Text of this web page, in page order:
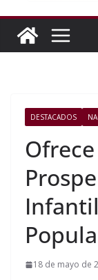
DESTACADOS
18 de mayo de